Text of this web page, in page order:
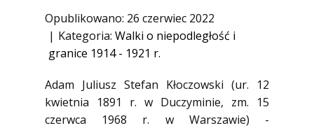
Ofiary zbrodni katyńskiej
Antykomunistyczne podziemie
Opozycja demokratyczna w PRL
Artyści
Opublikowano: 26 czerwiec 2022
Kategoria: Walki o niepodległość i
granice 1914 - 1921 r.
Adam Juliusz Stefan Kłoczowski (ur. 12
kwietnia 1891 r. w Duczyminie, zm. 15
czerwca 1968 r. w Warszawie) -